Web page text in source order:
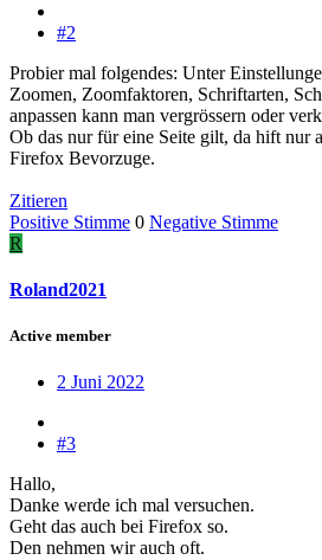
#2
Probier mal folgendes: Unter
Zoomen, Zoomfaktoren, Schriftarten,
anpassen kann man vergrössern oder
Ob das nur für eine Seite gilt, da hift nur
Firefox Bevorzuge.
Zitieren
Positive Stimme 0 Negative Stimme
R
Roland2021
Active member
2 Juni 2022
#3
Hallo,
Danke werde ich mal versuchen.
Geht das auch bei Firefox so.
Den nehmen wir auch oft.